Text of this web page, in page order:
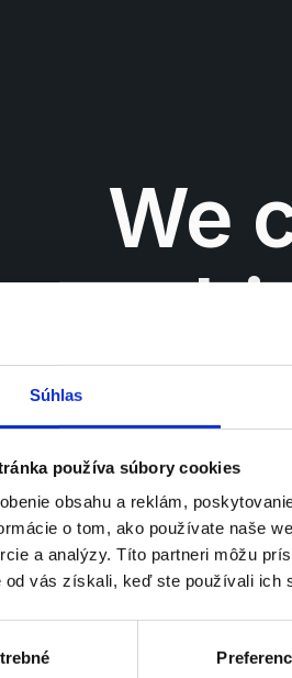
Súhlas
používa súbory cookies
obsahu a reklám,
o tom, ako používate naše
a analýzy. Títo partneri môžu
od vás získali, keď ste používali ich
We
Kreatív
Event
marketing